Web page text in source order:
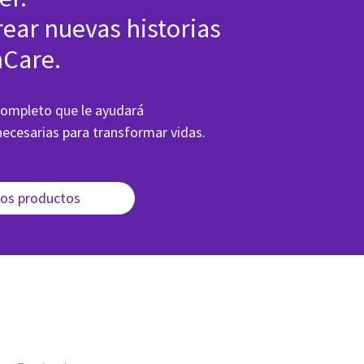
nuevas historias
que le ayudará
para transformar vidas.
productos